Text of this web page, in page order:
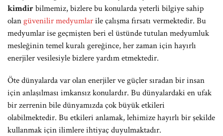
kimdirbilmemiz, bizlere bu konularda yeterli bilgiye sahip
olangüvenilir medyumlarile çalışma fırsatı vermektedir. Bu
medyumlar ise geçmişten beri el üstünde tutulan medyumluk
mesleğinin temel kuralı gereğince, her zaman için hayırlı
enerjiler vesilesiyle bizlere yardım etmektedir.
Öte dünyalarda var olan enerjiler ve güçler sıradan bir insan
için anlaşılması imkansız konulardır. Bu dünyalardaki en ufak
bir zerrenin bile dünyamızda çok büyük etkileri
olabilmektedir. Bu etkileri anlamak, lehimize hayırlı bir şekilde
kullanmak için ilimlere ihtiyaç duyulmaktadır.